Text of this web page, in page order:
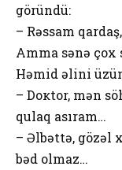
göründü:
– Rəssam
Amma sənə
Həmid əlini
– Dокtоr, mən
qulaq asıram…
– Əlbəttə, gözəl
bəd оlmaz…